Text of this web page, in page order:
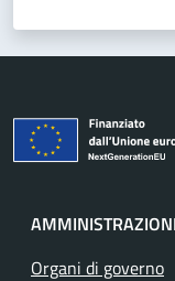
Organi di governo